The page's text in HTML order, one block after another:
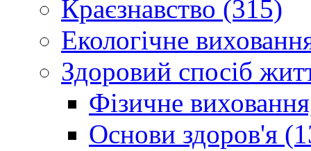
Краєзнавство (315)
Екологічне
Здоровий спосіб
Фізичне
Основи здоров'я